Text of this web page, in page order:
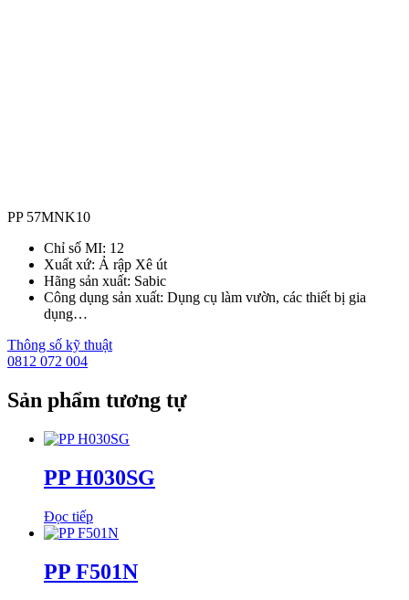
PP 57MNK10
Chỉ số MI: 12
Xuất xứ: Ả rập Xê út
Hãng sản xuất: Sabic
Công dụng sản xuất: Dụng cụ làm vườn, các thiết bị gia
dụng…
Thông số kỹ thuật
0812 072 004
Sản phẩm tương tự
PP H030SG
Đọc tiếp
PP F501N